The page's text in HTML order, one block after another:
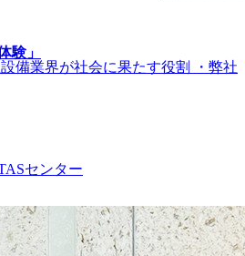
験」
備業界が社会に果たす役割 ・弊社
センター